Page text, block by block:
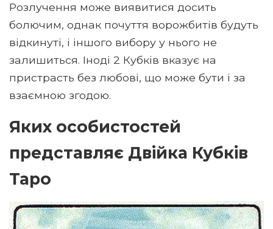
Розлучення може виявитися досить
болючим, однак почуття ворожбитів будуть
відкинуті, і іншого вибору у нього не
залишиться. Іноді 2 Кубків вказує на
пристрасть без любові, що може бути і за
взаємною згодою.
Яких особистостей
представляє Двійка Кубків
Таро